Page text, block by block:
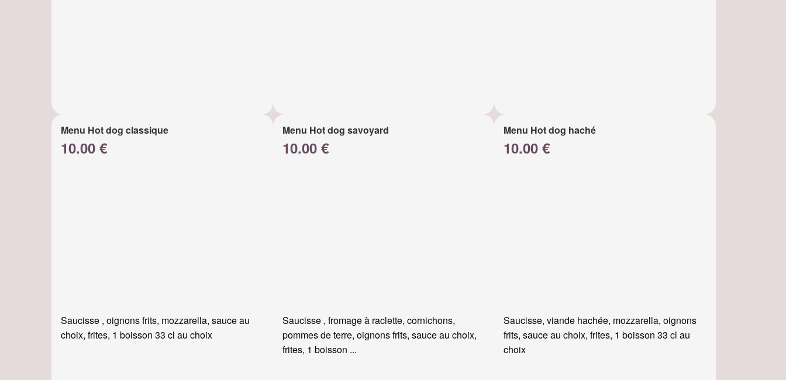
Menu Hot dog classique
10.00 €
Saucisse , oignons frits, mozzarella, sauce au
choix, frites, 1 boisson 33 cl au choix
Menu Hot dog savoyard
10.00 €
Saucisse , fromage à raclette, cornichons,
pommes de terre, oignons frits, sauce au choix,
frites, 1 boisson ...
Menu Hot dog haché
10.00 €
Saucisse, viande hachée, mozzarella, oignons
frits, sauce au choix, frites, 1 boisson 33 cl au
choix